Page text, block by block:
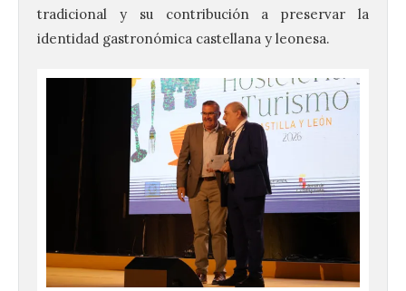
tradicional y su contribución a preservar la
identidad gastronómica castellana y leonesa.